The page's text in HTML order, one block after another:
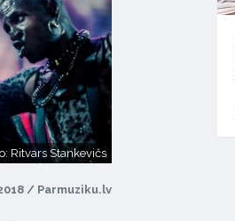
Ritvars Stankevičs
/ Parmuziku.lv